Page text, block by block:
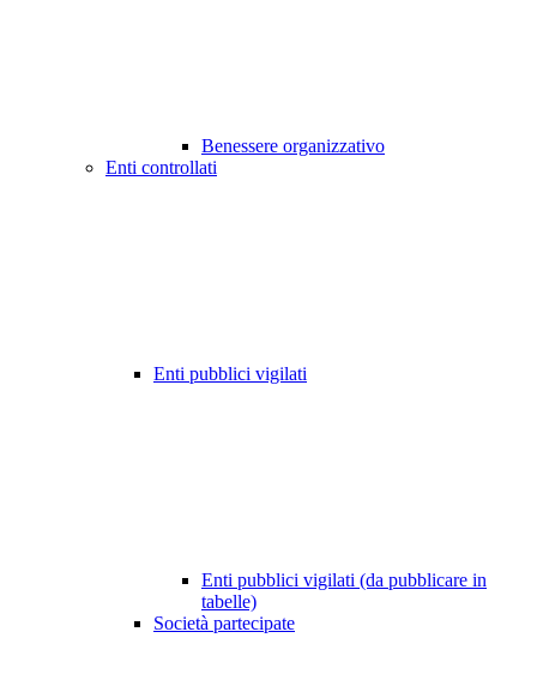
Benessere organizzativo
Enti controllati
Enti pubblici vigilati
Enti pubblici vigilati (da pubblicare in
tabelle)
Società partecipate